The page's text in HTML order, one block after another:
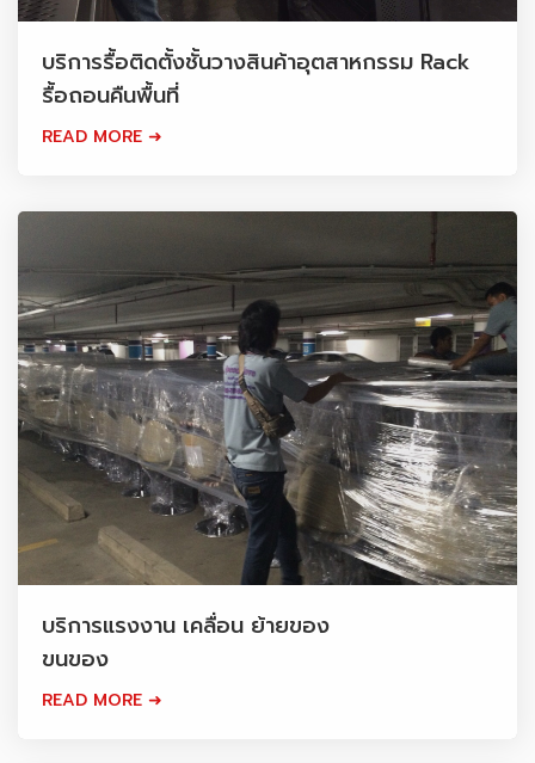
บริการรื้อติดตั้งชั้นวางสินค้าอุตสาหกรรม Rack
รื้อถอนคืนพื้นที่
READ MORE ➜
บริการแรงงาน เคลื่อน ย้ายของ
ขนของ
READ MORE ➜